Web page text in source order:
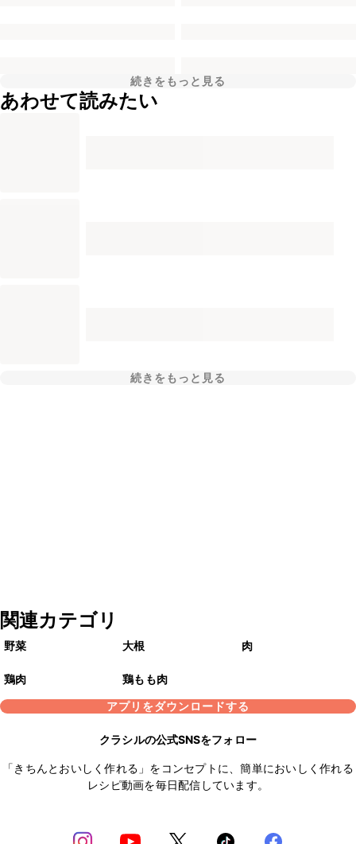
続きをもっと見る
あわせて読みたい
続きをもっと見る
関連カテゴリ
野菜 大根 肉
鶏肉
鶏もも肉
アプリをダウンロードする
クラシルの公式SNSをフォロー
「きちんとおいしく作れる」をコンセプトに、簡単においしく作れる
レシピ動画を毎日配信しています。